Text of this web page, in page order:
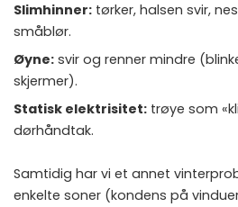
Slimhinner: tørker, halsen svir,
småblør.
Øyne: svir og renner mindre
skjermer).
Statisk elektrisitet: trøye som
dørhåndtak.
Samtidig har vi et annet
enkelte soner (kondens på